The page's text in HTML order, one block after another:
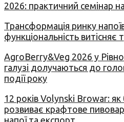
2026: практичний семінар
Трансформація ринку
функціональність
AgroBerry&Veg 2026 у
галузі долучаються до
події року
12 років Volynski Browar: як
розвиває крафтове
напої та експорт